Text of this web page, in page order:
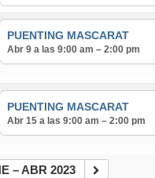
PUENTING MASCARAT
Abr 9 a las 9:00 am – 2:00 pm
PUENTING MASCARAT
Abr 15 a las 9:00 am – 2:00 pm
– ABR 2023